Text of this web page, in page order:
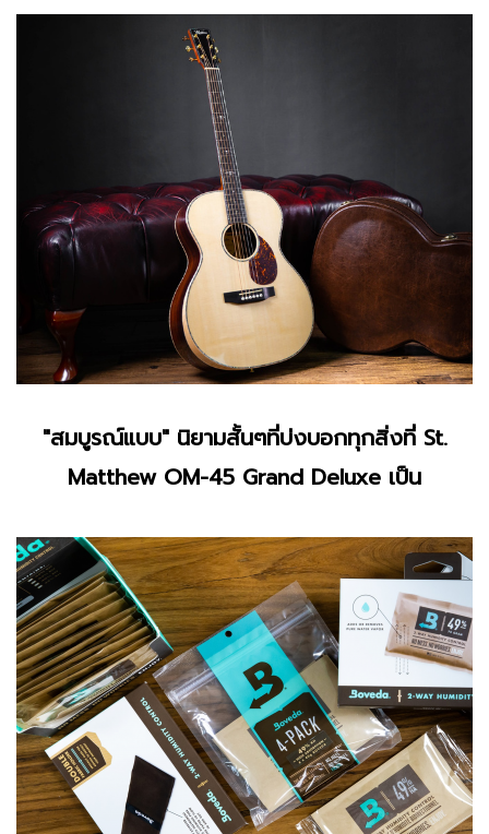
"สมบูรณ์แบบ" นิยามสั้นๆที่บ่งบอกทุกสิ่งที่ St.
Matthew OM-45 Grand Deluxe เป็น